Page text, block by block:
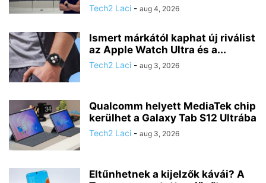
Tech2 Laci - aug 4, 2026
Ismert márkától kaphat új riválist
az Apple Watch Ultra és a...
Tech2 Laci - aug 3, 2026
Qualcomm helyett MediaTek chip
kerülhet a Galaxy Tab S12 Ultrába
Tech2 Laci - aug 3, 2026
Eltűnhetnek a kijelzők kávái? A